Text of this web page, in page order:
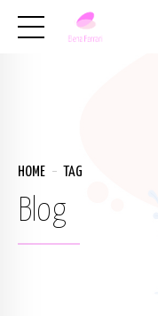
HOME TAG
Blog